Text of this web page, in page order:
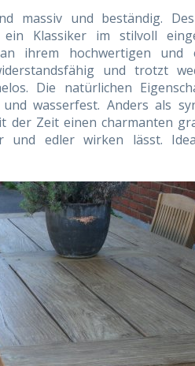
massiv und beständig.
Klassiker im stilvoll
ihrem hochwertigen und
und trotzt
Die natürlichen
wasserfest. Anders als
der Zeit einen charmanten
und edler wirken lässt.